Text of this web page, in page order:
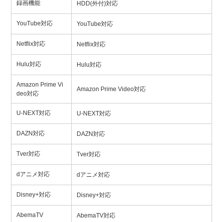
録画機能 HDD(外付)対応
YouTube対応 YouTube対応
Netflix対応 Netflix対応
Hulu対応 Hulu対応
Amazon Prime Vi
deo対応
Amazon Prime Video対応
U-NEXT対応 U-NEXT対応
DAZN対応 DAZN対応
Tver対応 Tver対応
dアニメ対応 dアニメ対応
Disney+対応 Disney+対応
AbemaTV AbemaTV対応